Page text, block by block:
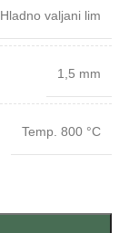
Hladno valjani lim
1,5 mm
Temp. 800 °C